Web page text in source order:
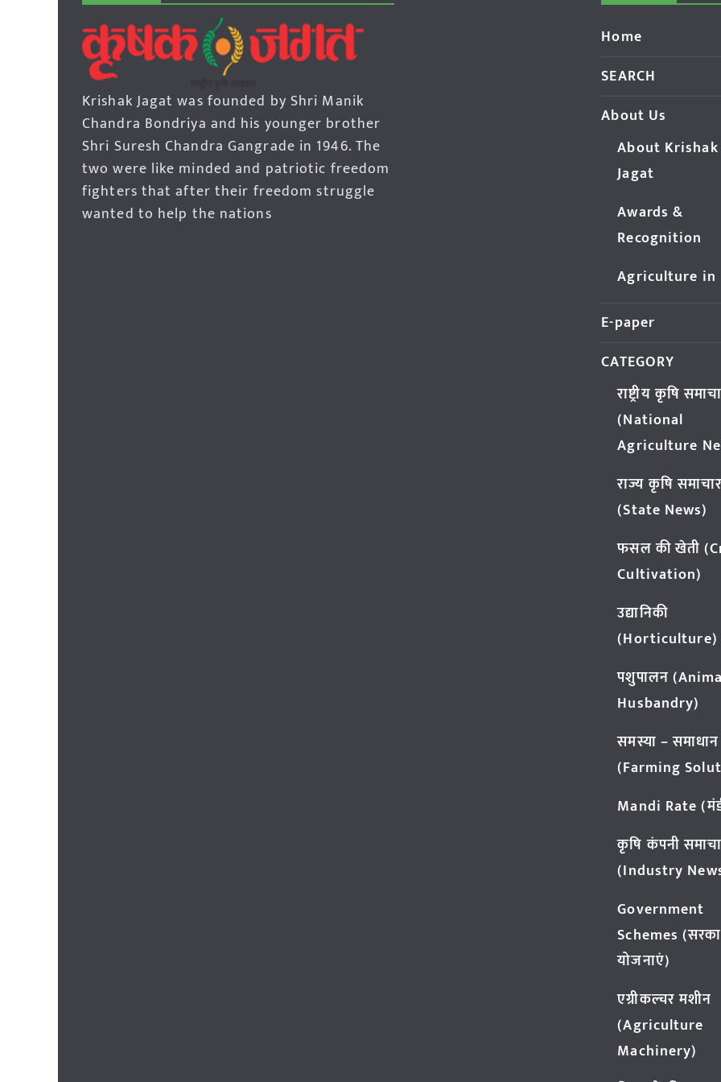
Krishak Jagat was founded by Shri Manik
Chandra Bondriya and his younger brother
Shri Suresh Chandra Gangrade in 1946. The
two were like minded and patriotic freedom
fighters that after their freedom struggle
wanted to help the nations
Home
SEARCH
About Us
About Krishak
Jagat
Awards &
Recognition
Agriculture in
E-paper
CATEGORY
राष्ट्रीय कृषि
(National
Agriculture
राज्य कृषि समाचार
(State News)
फसल की खेती
Cultivation)
उद्यानिकी
(Horticulture)
पशुपालन
Husbandry)
समस्या – समाधान
(Farming
Mandi Rate
कृषि कंपनी
(Industry
Government
Schemes
योजनाएं)
एग्रीकल्चर मशीन
(Agriculture
Machinery)